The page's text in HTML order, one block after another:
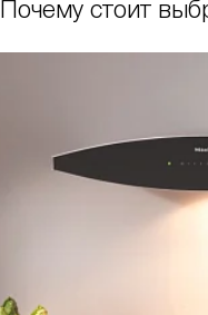
Почему стоит